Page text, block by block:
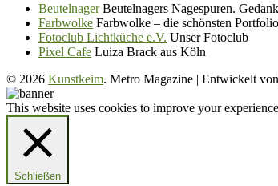
BeutelnagerBeutelnagers Nagespuren.
Farbwolke Farbwolke – die schönsten
Fotoclub Lichtküche e.V. Unser Fotoclub
Pixel Cafe Luiza Brack aus Köln
© 2026 Kunstkeim. Metro Magazine | Entwickelt von
This website uses cookies to improve your
Schließen